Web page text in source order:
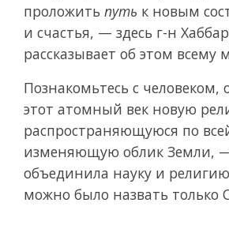
проложить путь к новым
и счастья, — здесь г-н
рассказывает об этом всему
Познакомьтесь с
этот атомный век новую
распространяющуюся по
изменяющую облик Земли, —
объединила науку и
можно было назвать только